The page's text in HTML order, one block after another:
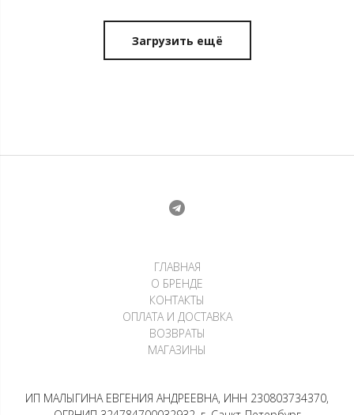
Лонгслив — Южный крест
Лонгслив Raw sculpture
19 200₽